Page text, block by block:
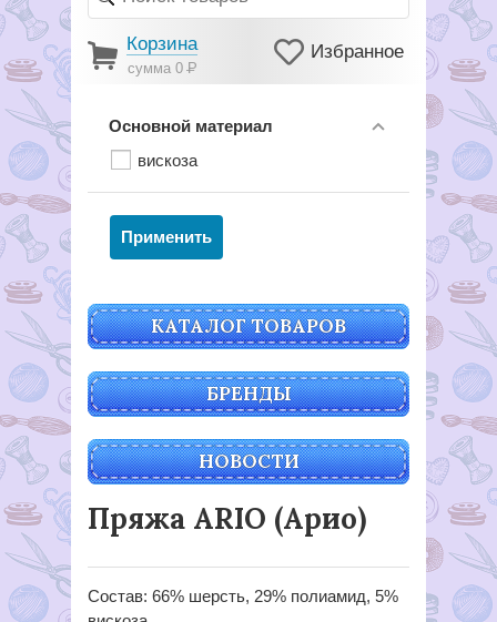
Корзина
сумма 0Р
Избранное
Основной материал
вискоза
КАТАЛОГ ТОВАРОВ
БРЕНДЫ
НОВОСТИ
Пряжа ARIO (Арио)
Состав: 66% шерсть, 29% полиамид, 5%